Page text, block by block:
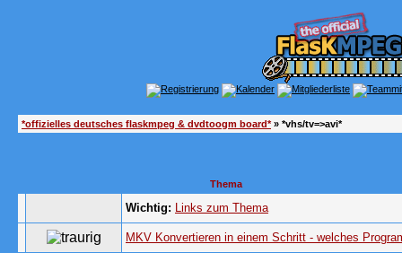
*offizielles deutsches flaskmpeg & dvdtoogm board*» *vhs/tv=>avi*
Thema
Wichtig: Links zum Thema
MKV Konvertieren in einem Schritt - welches